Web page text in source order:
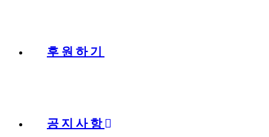
후원하기
공지사항